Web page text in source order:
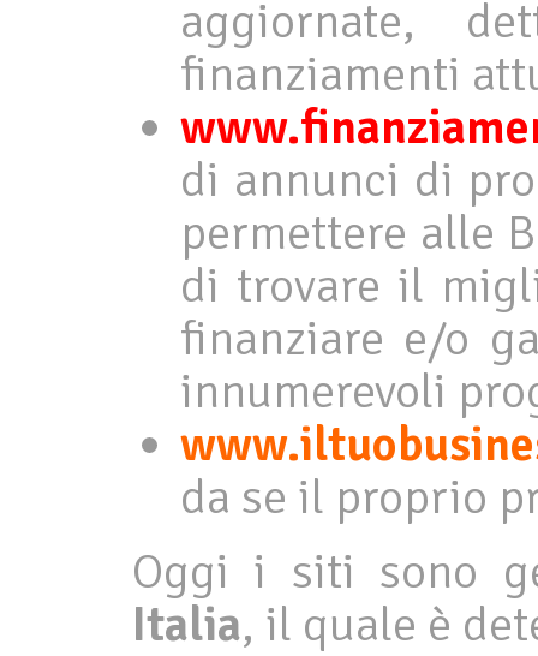
aggiornate,
finanziamenti
di annunci di
permettere alle
di trovare il
finanziare e/o
innumerevoli
da se il proprio
Oggi i siti sono
Italia, il quale è